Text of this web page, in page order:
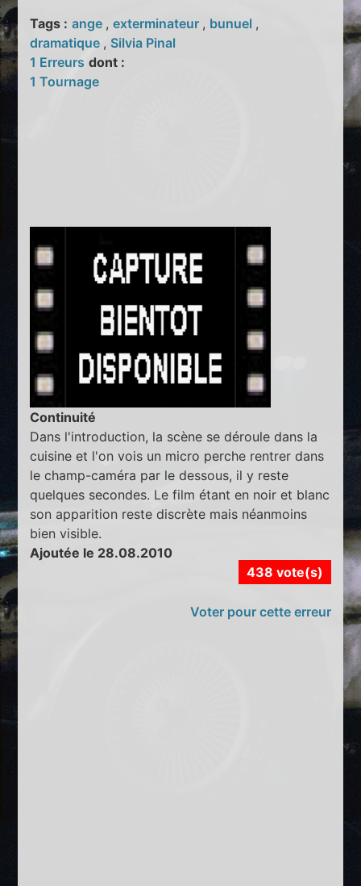
Tags : ange ,exterminateur , bunuel ,
dramatique , Silvia Pinal
1 Erreurs dont :
1 Tournage
Continuité
Dans l'introduction, la scène se déroule dans la
cuisine et l'on vois un micro perche rentrer dans
le champ-caméra par le dessous, il y reste
quelques secondes. Le film étant en noir et blanc
son apparition reste discrète mais néanmoins
bien visible.
Ajoutée le 28.08.2010
438 vote(s)
Voter pour cette erreur